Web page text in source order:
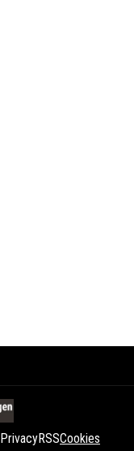
PrivacyRSSCookies